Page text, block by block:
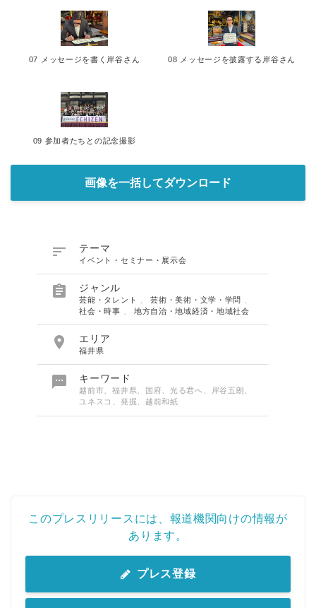
07 メッセージを書く岸谷さん 08 メッセージを披露する岸谷さん
09 参加者たちとの記念撮影
画像を一括してダウンロード
 テーマ
イベント・セミナー・展示会
 ジャンル
芸能・タレント 、芸術・美術・文学・学問 、
社会・時事 、 地方自治・地域経済・地域社会
 エリア
福井県
 キーワード
越前市、福井県、国府、光る君へ、岸谷五朗、
ユネスコ、発掘、越前和紙
このプレスリリースには、報道機関向けの情報が
あります。
プレス登録
English